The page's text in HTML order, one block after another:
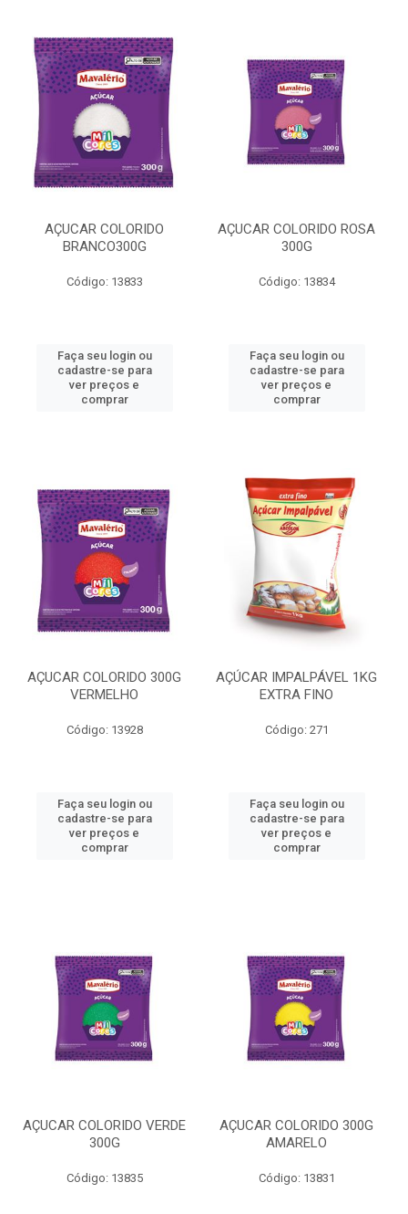
AÇUCAR COLORIDO
BRANCO300G
Código: 13833
Faça seu login ou
cadastre-se para
ver preços e
comprar
AÇUCAR COLORIDO ROSA
300G
Código: 13834
Faça seu login ou
cadastre-se para
ver preços e
comprar
AÇUCAR COLORIDO 300G
VERMELHO
Código: 13928
Faça seu login ou
cadastre-se para
ver preços e
comprar
AÇÚCAR IMPALPÁVEL 1KG
EXTRA FINO
Código: 271
Faça seu login ou
cadastre-se para
ver preços e
comprar
AÇUCAR COLORIDO VERDE
300G
Código: 13835
AÇUCAR COLORIDO 300G
AMARELO
Código: 13831